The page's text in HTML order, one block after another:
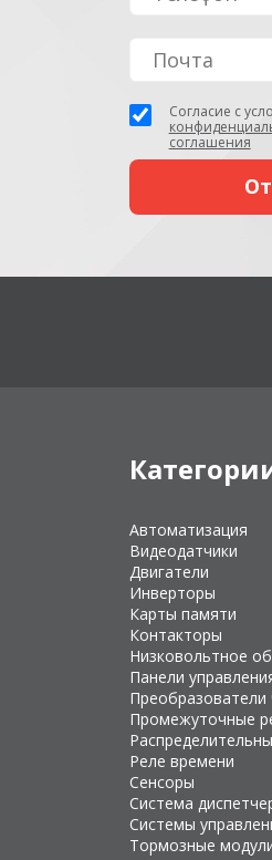
Согласие с
соглашения
Автоматизация
Видеодатчики
Двигатели
Инверторы
Карты памяти
Контакторы
Низковольтное
Панели
Преобразователи
Промежуточные
Реле времени
Сенсоры
Система
Системы
Тормозные